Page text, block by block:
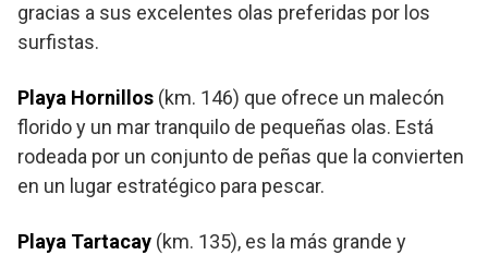
gracias a sus excelentes olas preferidas por los
surfistas.
Playa Hornillos (km. 146) que ofrece un malecón
florido y un mar tranquilo de pequeñas olas. Está
rodeada por un conjunto de peñas que la convierten
en un lugar estratégico para pescar.
Playa Tartacay (km. 135), es la más grande y